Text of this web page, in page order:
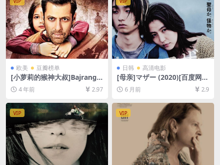
欧美 豆瓣榜单
[小萝莉的猴神大叔]Bajrangi
Bhaijaan (2015)[百度网盘+迅
雷云盘资源1080P超清未删减]
4 年前 2.97
日韩 高清电影
[母亲]マザー (2020)[百度网盘
+夸克网盘1080P超清未删减
资源][网盘在线播放/下载][MP
6 月前 2.9
VIP VIP